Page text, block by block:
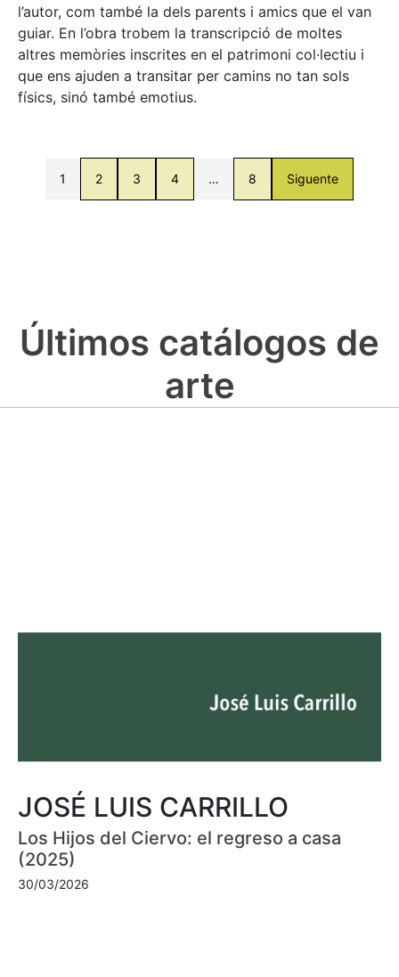
l’autor, com també la dels parents i amics que el van
guiar. En l’obra trobem la transcripció de moltes
altres memòries inscrites en el patrimoni col·lectiu i
que ens ajuden a transitar per camins no tan sols
físics, sinó també emotius.
1 2 3 4 … 8 Siguente
Últimos catálogos de
arte
JOSÉ LUIS CARRILLO
Los Hijos del Ciervo: el regreso a casa
(2025)
30/03/2026